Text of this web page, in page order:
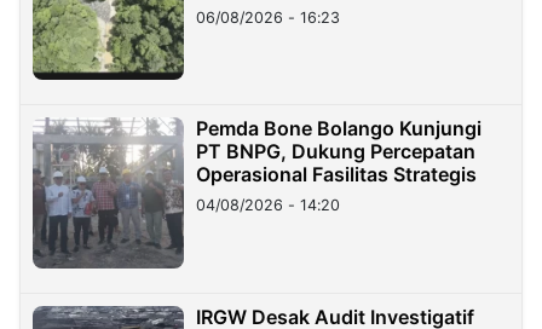
06/08/2026 - 16:23
Pemda Bone Bolango Kunjungi
PT BNPG, Dukung Percepatan
Operasional Fasilitas Strategis
04/08/2026 - 14:20
IRGW Desak Audit Investigatif